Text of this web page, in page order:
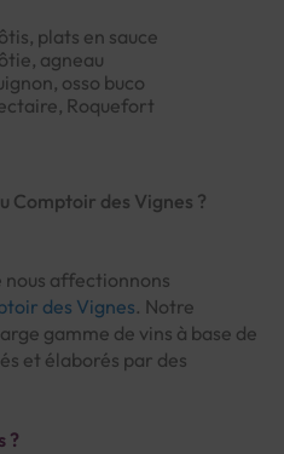
plats en sauce
agneau
osso buco
Roquefort
Comptoir des Vignes ?
nous affectionnons
des Vignes. Notre
gamme de vins à base de
et élaborés par des
?